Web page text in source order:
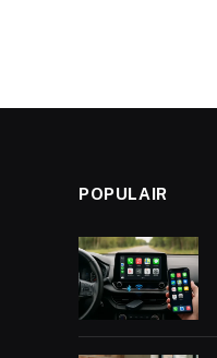
POPULAIR